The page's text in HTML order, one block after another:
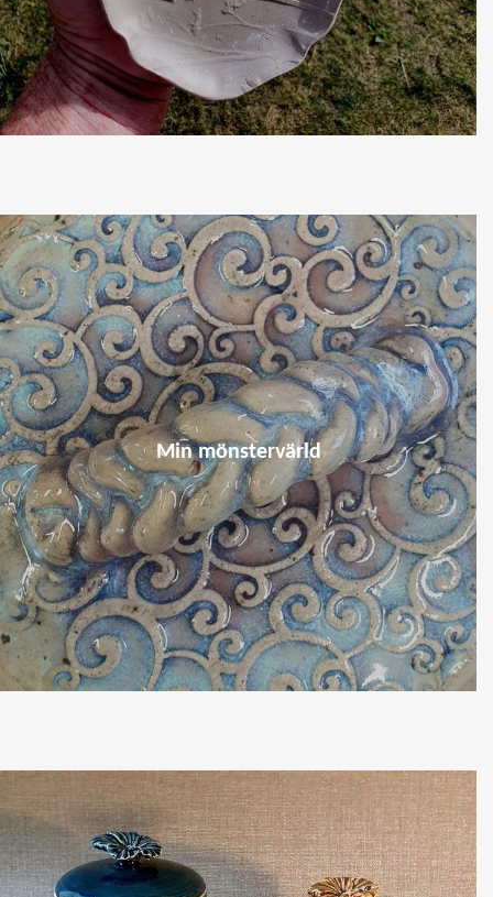
Min mönstervärld